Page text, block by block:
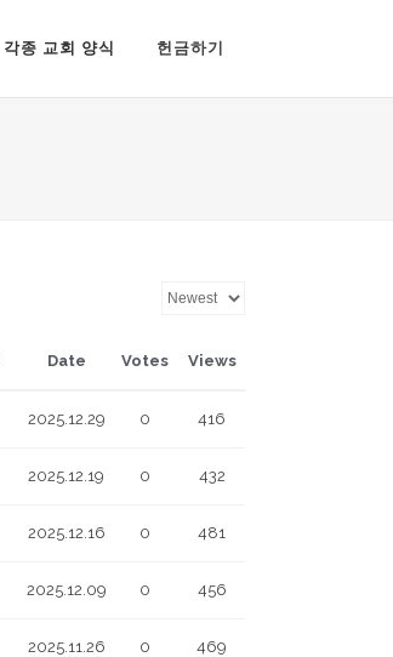
각종 교회 양식 헌금하기
Date Votes Views
2025.12.29 0 416
2025.12.19 0 432
2025.12.16 0 481
2025.12.09 0 456
2025.11.26 0 469